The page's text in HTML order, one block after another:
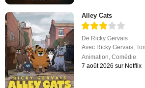
Alley Cats
De Ricky Gervais
Avec Ricky Gervais ,
Animation ,Comédie
7 août 2026 sur Netflix